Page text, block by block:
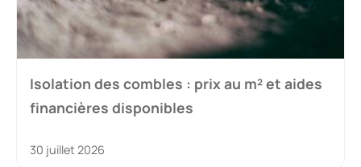
Isolation des combles : prix au m² et aides
financières disponibles
30 juillet 2026